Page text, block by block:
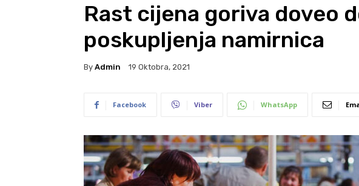
Rast cijena goriva doveo
poskupljenja namirnica
By Admin 19 Oktobra, 2021
Facebook Viber WhatsApp